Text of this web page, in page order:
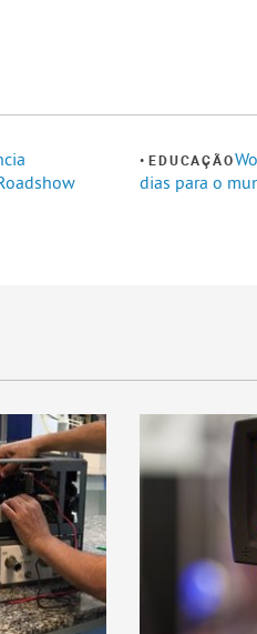
EDUCAÇÃO
dias para o